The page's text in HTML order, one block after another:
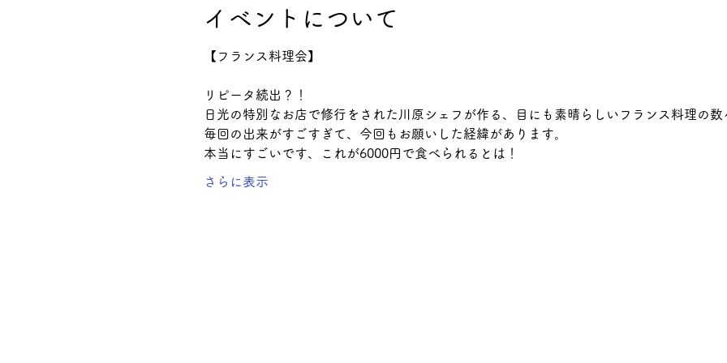
イベントについて
【フランス料理会】
リピータ続出？！
日光の特別なお店で修行をされた川原シェフが作る、目にも素晴らしいフランス料理の数
毎回の出来がすごすぎて、今回もお願いした経緯があります。
本当にすごいです、これが6000円で食べられるとは！
さらに表示